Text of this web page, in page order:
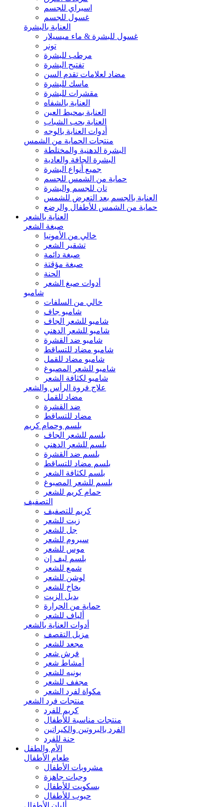
اسبراي للجسم
غسول للجسم
العناية بالبشرة
غسول للبشرة & ماء ميسيلار
تونر
مرطب للبشرة
تفتيح البشرة
مضاد لعلامات تقدم السن
ماسك للبشرة
مقشرات للبشرة
العناية بالشفاه
العناية بمحيط العين
العناية بحب الشباب
أدوات العناية بالوجه
منتجات الحماية من الشمس
البشرة الدهنية والمختلطة
البشرة الجافة والعادية
جميع أنواع البشرة
حماية من الشمس للجسم
تان للجسم والبشرة
العناية بالجسم بعد التعرض للشمس
حماية من الشمس للأطفال والرضع
العناية بالشعر
صبغة الشعر
خالي من الأمونيا
تشقير الشعر
صبغة دائمة
صبغة مؤقتة
الحنة
أدوات صبغ الشعر
شامبو
خالي من السلفات
شامبو جاف
شامبو للشعر الجاف
شامبو للشعر الدهني
شامبو ضد القشرة
شامبو مضاد للتساقط
شامبو مضاد للقمل
شامبو للشعر المصبوغ
شامبو لكثافة الشعر
علاج فروة الرأس والشعر
مضاد للقمل
ضد القشرة
مضاد للتساقط
بلسم وحمام كريم
بلسم للشعر الجاف
بلسم للشعر الدهني
بلسم ضد القشرة
بلسم مضاد للتساقط
بلسم لكثافة الشعر
بلسم للشعر المصبوغ
حمام كريم للشعر
التصفيف
كريم للتصفيف
زيت للشعر
جل للشعر
سيروم للشعر
موس للشعر
بلسم ليف إن
شمع للشعر
لوشن للشعر
بخاخ للشعر
بديل الزيت
حماية من الحرارة
ألياف للشعر
أدوات العناية بالشعر
مزيل التقصف
مجعد للشعر
فرش شعر
أمشاط شعر
بونيه للشعر
مجفف للشعر
مكواة لفرد الشعر
منتجات فرد الشعر
كريم للفرد
منتجات مناسبة للأطفال
الفرد بالبروتين والكيراتين
حنة للفرد
الأم والطفل
طعام الأطفال
مشروبات الأطفال
وجبات جاهزة
بسكويت للأطفال
حبوب للأطفال
ألبان الأطفال